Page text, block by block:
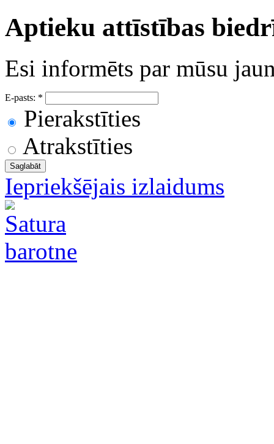
Aptieku attīstības
Esi informēts par mūsu
E-pasts: *
Pierakstīties
Atrakstīties
Iepriekšējais izlaidums